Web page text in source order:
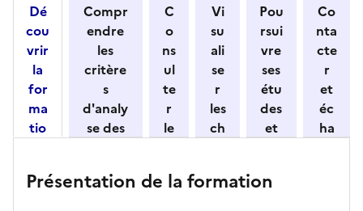
z
n
e
Dé
cou
vrir
la
for
ma
tio
ses
Compr
endre
les
critère
s
d'analy
se des
par
C
o
ns
ul
te
r
le
o
Vi
su
ali
se
r
les
ch
s
Pou
rsui
vre
ses
étu
des
et
re
Co
nta
cte
r
et
éc
ha
Présentation de la formation